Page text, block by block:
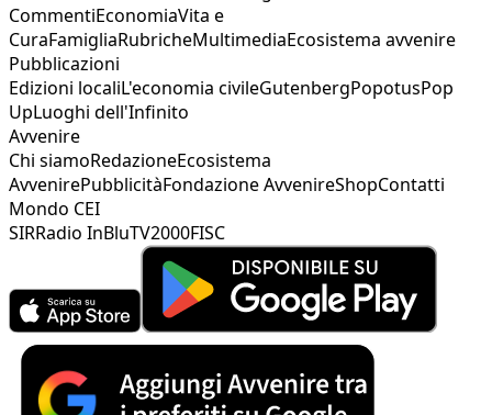
CommentiEconomiaVita e
CuraFamigliaRubricheMultimediaEcosistema avvenire
Pubblicazioni
Edizioni localiL'economia civileGutenbergPopotusPop
UpLuoghi dell'Infinito
Avvenire
Chi siamoRedazioneEcosistema
AvvenirePubblicitàFondazione AvvenireShopContatti
Mondo CEI
SIRRadio InBluTV2000FISC